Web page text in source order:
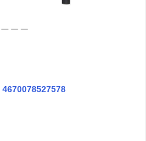
4670078527578